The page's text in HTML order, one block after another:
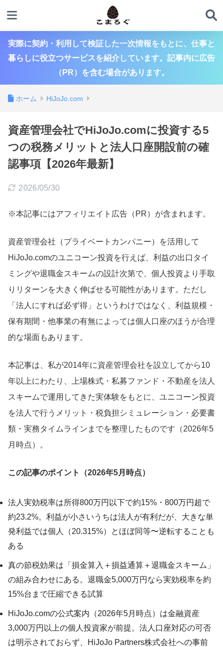
実際に契約・利用して検証した一次情報をもとに、仕事と
暮らしに役立つサービスを紹介しています。記事内に広告
（PR）を含む場合があります。
ホーム HiJoJo.com
資産管理会社でHiJoJo.comに投資する5
つの税務メリットと法人口座開設前の確
認事項【2026年最新】
2026/05/30
※本記事にはアフィリエイト広告（PR）が含まれます。
資産管理会社（プライベートカンパニー）を活用して
HiJoJo.comのユニコーン投資を行えば、利益の出口タイ
ミングや退職金スキームの設計次第で、個人投資より手取
りリターンを大きく伸ばせる可能性があります。ただし
「法人にすれば必ず得」というわけではなく、利益規模・
保有期間・他事業の有無によっては個人口座のほうが合理
的な場面もあります。
本記事は、私が2014年に資産管理会社を設立してから10
年以上にわたり、上場株式・私募ファンド・不動産を法人
スキームで運用してきた実体験をもとに、ユニコーン投資
を法人で行うメリット・税負担シミュレーション・必要書
類・実務タイムラインまでを整理したものです（2026年5
月時点）。
この記事のポイント（2026年5月時点）
法人実効税率は所得800万円以下で約15%・800万円超で
約23.2%。利益が小さいうちは法人が有利だが、大きな単
発利益では個人（20.315%）とほぼ同等〜逆転することも
ある
真の節税効果は「損金算入＋損益通算＋退職金スキーム」
の組み合わせにある。退職金5,000万円なら実効税率を約
15%台まで圧縮できる試算
HiJoJo.comの公式案内（2026年5月時点）は金融資産
3,000万円以上の個人投資家が前提。法人口座対応の可否
は明示されておらず、HiJoJo Partners株式会社への事前